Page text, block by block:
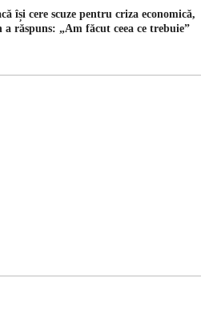
își cere scuze pentru criza economică,
răspuns: „Am făcut ceea ce trebuie”